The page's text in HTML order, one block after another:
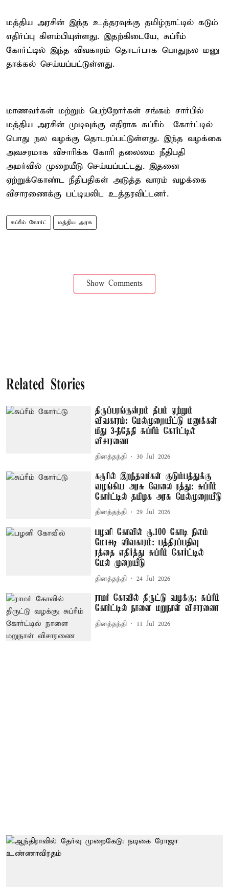
மத்திய அரசின் இந்த உத்தரவுக்கு தமிழ்நாட்டில் கடும்
எதிர்ப்பு கிளம்பியுள்ளது. இதற்கிடையே, சுப்ரீம்
கோர்ட்டில் இந்த விவகாரம் தொடர்பாக பொதுநல மனு
தாக்கல் செய்யப்பட்டுள்ளது.
மாணவர்கள் மற்றும் பெற்றோர்கள் சங்கம் சார்பில்
மத்திய அரசின் முடிவுக்கு எதிராக சுப்ரீம் கோர்ட்டில்
பொது நல வழக்கு தொடரப்பட்டுள்ளது. இந்த வழக்கை
அவசரமாக விசாரிக்க கோரி தலைமை நீதிபதி
அமர்வில் முறையீடு செய்யப்பட்டது. இதனை
ஏற்றுக்கொண்ட நீதிபதிகள் அடுத்த வாரம் வழக்கை
விசாரணைக்கு பட்டியலிட உத்தரவிட்டனர்.
சுப்ரீம் கோர்ட் மத்திய அரசு
Show Comments
Related Stories
திருப்பரங்குன்றம் தீபம் ஏற்றும்
விவகாரம்: மேல்முறையீட்டு மனுக்கள்
மீது 3-ந்தேதி சுப்ரீம் கோர்ட்டில்
விசாரணை
தினத்தந்தி 30 Jul 2026
கரூரில் இறந்தவர்கள் குடும்பத்துக்கு
வழங்கிய அரசு வேலை ரத்து: சுப்ரீம்
கோர்ட்டில் தமிழக அரசு மேல்முறையீடு
தினத்தந்தி 29 Jul 2026
பழனி கோவில் ரூ.100 கோடி நிலம்
மோசடி விவகாரம்: பத்திரப்பதிவு
ரத்தை எதிர்த்து சுப்ரீம் கோர்ட்டில்
மேல் முறையீடு
தினத்தந்தி 24 Jul 2026
ராமர் கோவில் திருட்டு வழக்கு; சுப்ரீம்
கோர்ட்டில் நாளை மறுநாள் விசாரணை
தினத்தந்தி 11 Jul 2026